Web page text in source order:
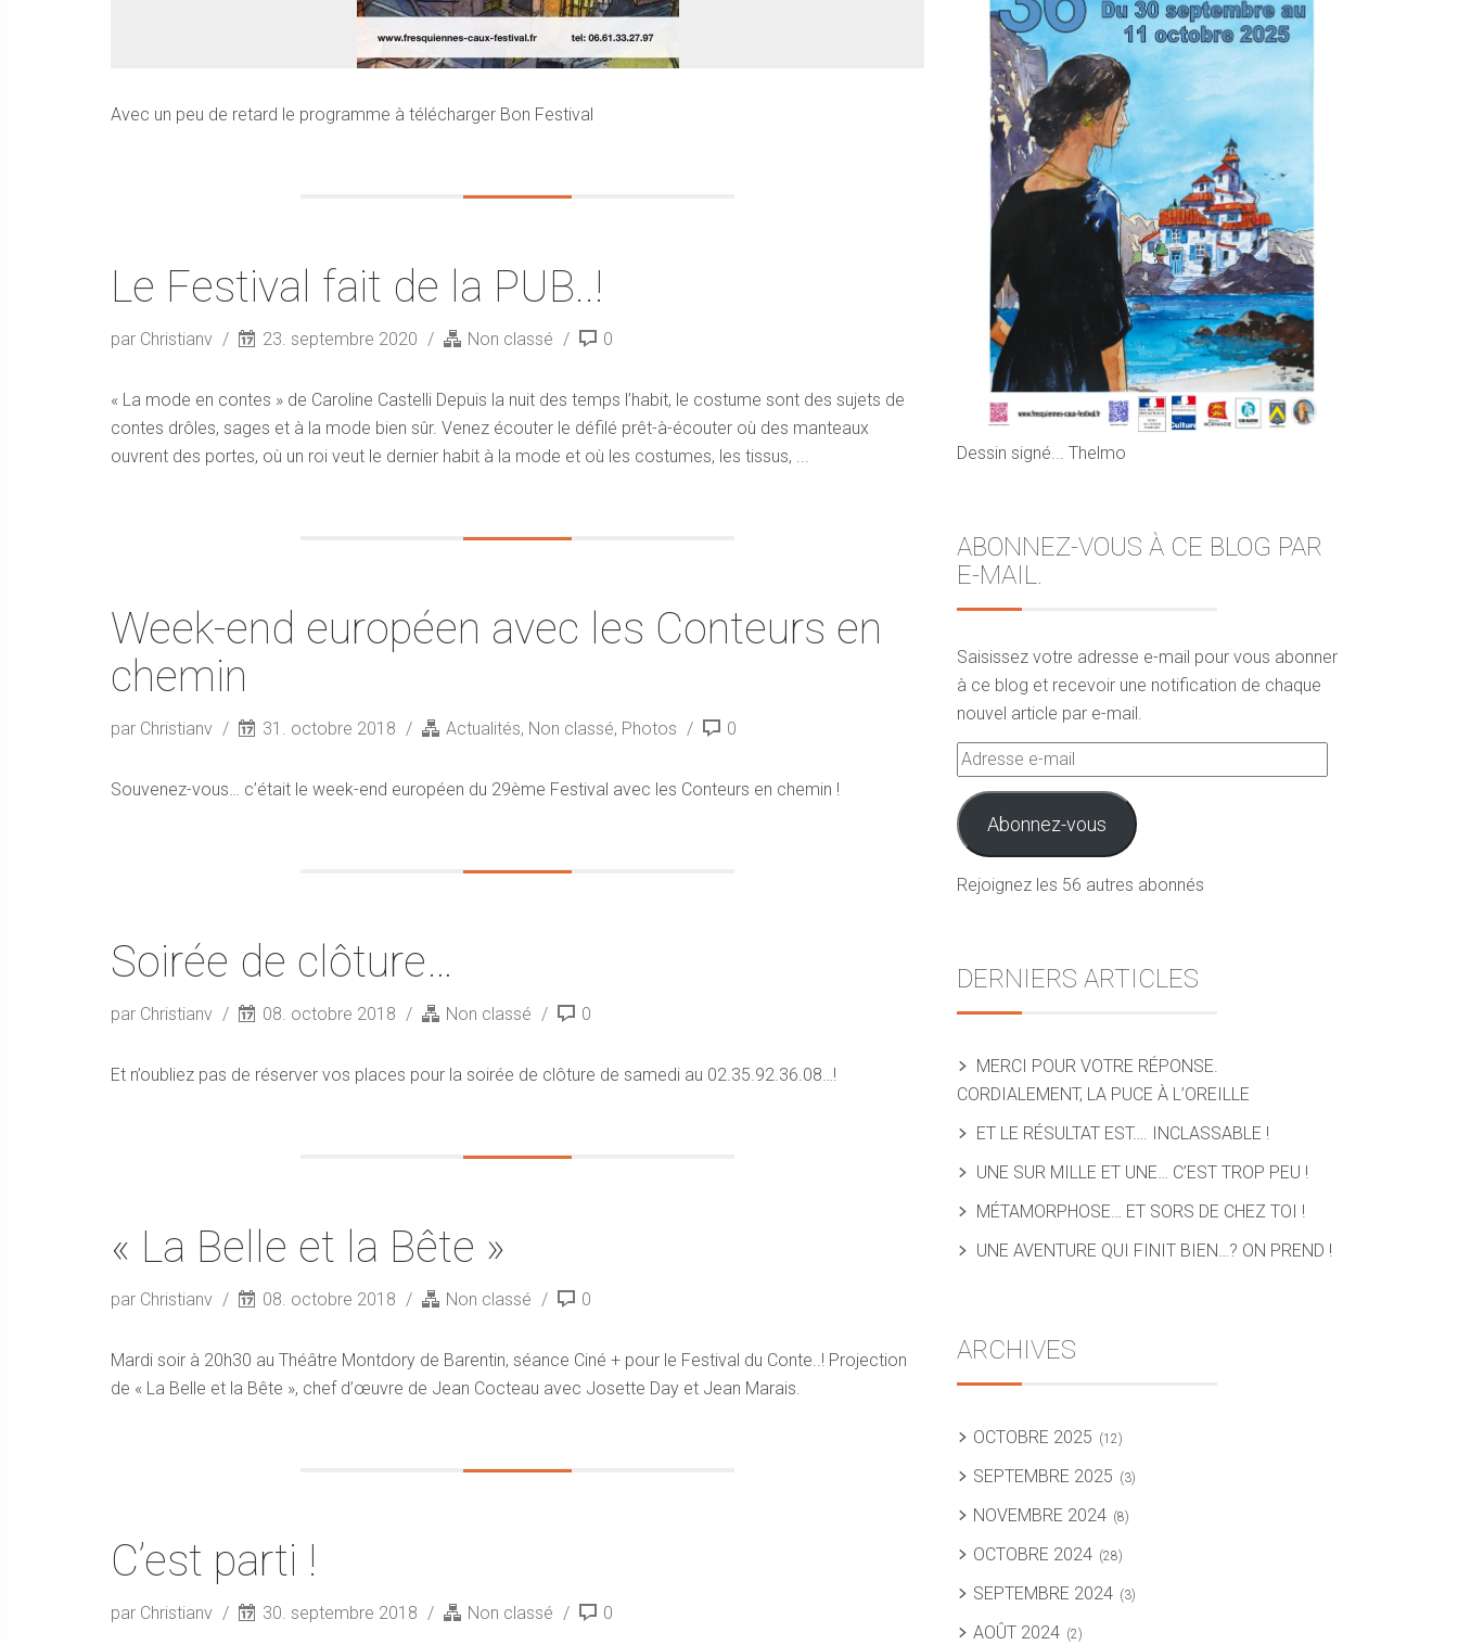
Avec un peu de retard le programme à télécharger Bon Festival
Le Festival fait de la PUB..!
par Christianv 23. septembre 2020 Non classé 0
« La mode en contes » de Caroline Castelli Depuis la nuit des temps l’habit, le costume sont des sujets de
contes drôles, sages et à la mode bien sûr. Venez écouter le défilé prêt-à-écouter où des manteaux
ouvrent des portes, où un roi veut le dernier habit à la mode et où les costumes, les tissus, ...
Week-end européen avec les Conteurs en
chemin
par Christianv 31. octobre 2018 Actualités, Non classé, Photos 0
Souvenez-vous… c’était le week-end européen du 29ème Festival avec les Conteurs en chemin !
Soirée de clôture…
par Christianv 08. octobre 2018 Non classé 0
Et n’oubliez pas de réserver vos places pour la soirée de clôture de samedi au 02.35.92.36.08…!
« La Belle et la Bête »
par Christianv 08. octobre 2018 Non classé 0
Mardi soir à 20h30 au Théâtre Montdory de Barentin, séance Ciné + pour le Festival du Conte..! Projection
de « La Belle et la Bête », chef d’œuvre de Jean Cocteau avec Josette Day et Jean Marais.
C’est parti !
par Christianv 30. septembre 2018 Non classé 0
Dessin signé... Thelmo
ABONNEZ-VOUS À CE BLOG PAR
E-MAIL.
Saisissez votre adresse e-mail pour vous abonner
à ce blog et recevoir une notification de chaque
nouvel article par e-mail.
Adresse
e-
mail
Abonnez-vous
Rejoignez les 56 autres abonnés
DERNIERS ARTICLES
MERCI POUR VOTRE RÉPONSE.
CORDIALEMENT, LA PUCE À L’OREILLE
ET LE RÉSULTAT EST…. INCLASSABLE !
UNE SUR MILLE ET UNE… C’EST TROP PEU !
MÉTAMORPHOSE… ET SORS DE CHEZ TOI !
UNE AVENTURE QUI FINIT BIEN…? ON PREND !
ARCHIVES
OCTOBRE 2025 (12)
SEPTEMBRE 2025 (3)
NOVEMBRE 2024 (8)
OCTOBRE 2024 (28)
SEPTEMBRE 2024 (3)
AOÛT 2024 (2)